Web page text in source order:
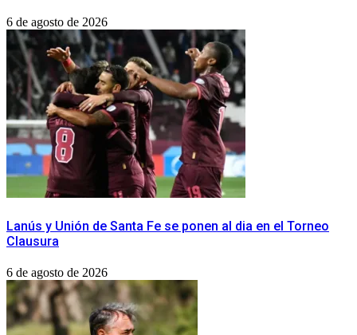
6 de agosto de 2026
Lanús y Unión de Santa Fe se ponen al dia en el Torneo
Clausura
6 de agosto de 2026